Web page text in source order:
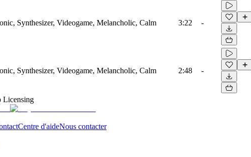
Synthesizer, Videogame, Melancholic, Calm 3:22 -
Synthesizer, Videogame, Melancholic, Calm 2:48 -
Licensing
Centre d'aideNous contacter